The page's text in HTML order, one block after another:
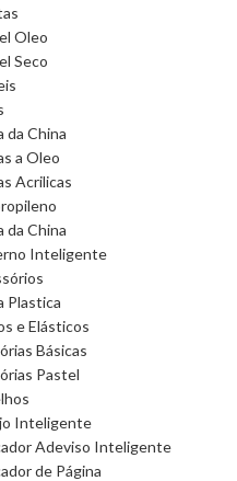
Oleo
Seco
da China
a Oleo
Acrilicas
da China
Inteligente
Plastica
e Elásticos
Básicas
Pastel
Inteligente
Adeviso Inteligente
de Página